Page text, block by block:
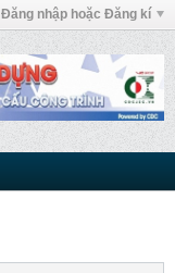
Đăng nhập hoặc Đăng kí